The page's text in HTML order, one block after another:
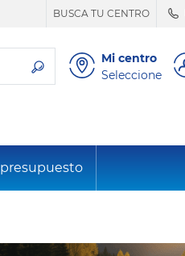
BUSCA TU CENTRO
Mi centro
Seleccione
presupuesto